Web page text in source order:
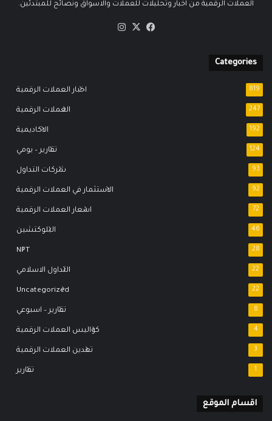
العملات الرقمية من اخبار وتحليلات للعملات والاسواق ونصائح للمبتدئين.
فيسبوك
‫X
Categories
اخبار العملات الرقمية 819
العملات الرقمية 247
الاكاديمية 192
تقارير – يومي 124
شركات التداول 93
الاستثمار في العملات الرقمية 92
اسعار العملات الرقمية 72
البلوكتشين 46
NFT 28
التداول الاسلامي 22
Uncategorized 22
تقارير – اسبوعي 8
كواليس العملات الرقمية 4
تعدين العملات الرقمية 3
تقارير 1
اقسام الموقع